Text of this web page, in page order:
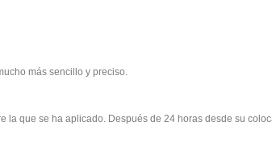
más sencillo y preciso.
que se ha aplicado. Después de 24 horas desde su